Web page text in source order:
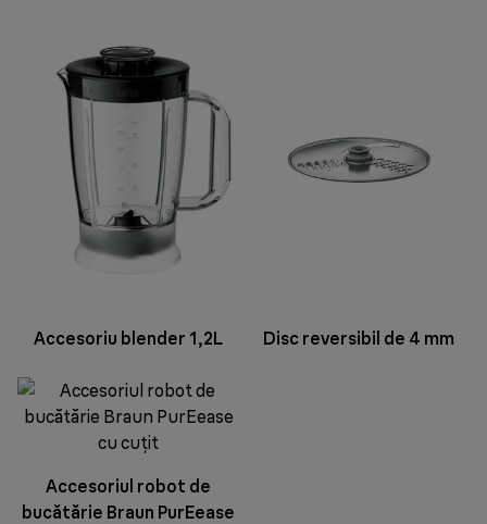
Accesoriu blender 1,2L Disc reversibil de 4 mm
Accesoriul robot de
bucătărie Braun PurEease